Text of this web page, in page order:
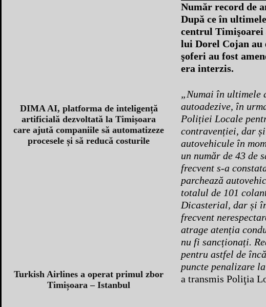
DIMA AI, platforma de inteligență
artificială dezvoltată la Timișoara
care ajută companiile să automatizeze
procesele și să reducă costurile
Turkish Airlines a operat primul zbor
Timișoara – Istanbul
Număr record de
După ce în
centrul Timişoarei
lui Dorel Cojan au
şoferi au fost
era interzis.
„Numai în ultimele
autoadezive, în
Poliției Locale
contravenției, dar
autovehicule în
un număr de 43 de
frecvent s-a
parchează
totalul de 101
Dicasterial, dar și
frecvent
atrage atenția
nu fi sancționați.
pentru astfel de
puncte penalizare
a transmis Poliţia